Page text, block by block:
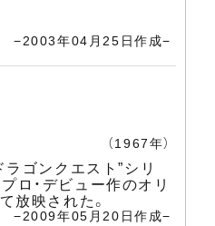
−2003年04月25日作成−
（1967年）
ゴンクエスト”シリ
ロ・デビュー作のオリ
放映された。
−2009年05月20日作成−